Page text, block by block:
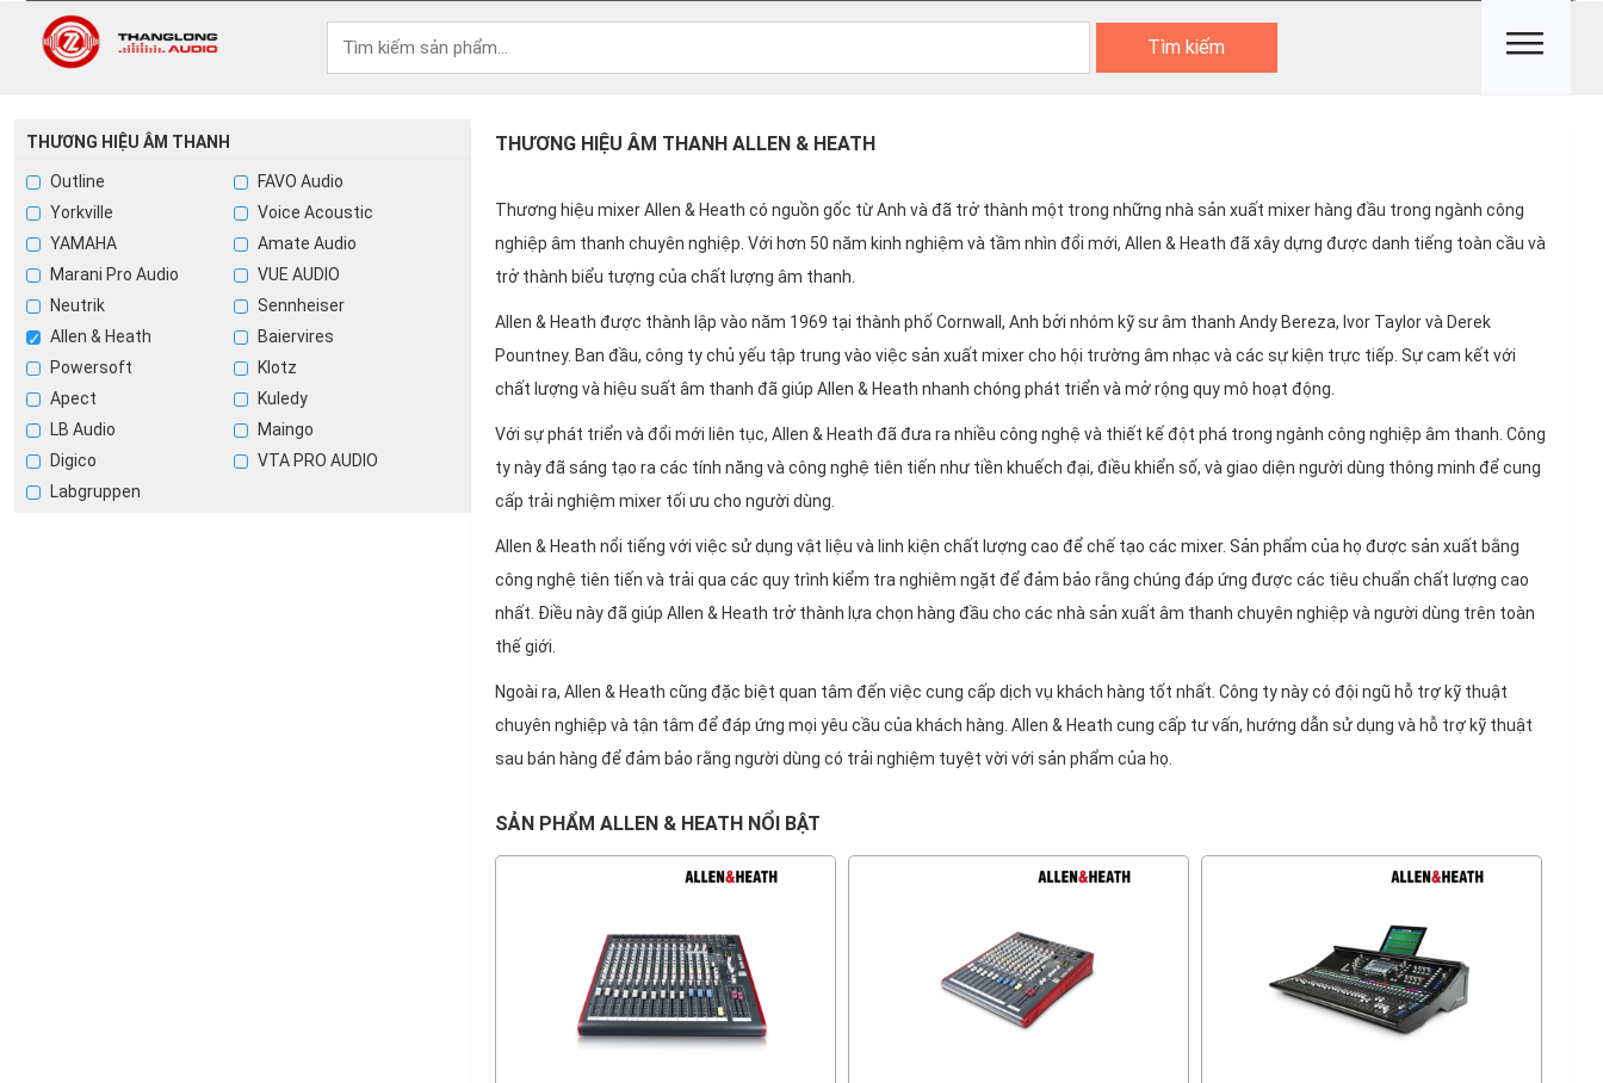
Tìm kiếm
THƯƠNG HIỆU ÂM THANH ALLEN & HEATH
Thương hiệu mixer Allen & Heath có nguồn gốc từ Anh và đã trở thành một trong những nhà sản xuất mixer hàng đầu trong ngành công
nghiệp âm thanh chuyên nghiệp. Với hơn 50 năm kinh nghiệm và tầm nhìn đổi mới, Allen & Heath đã xây dựng được danh tiếng toàn cầu và
trở thành biểu tượng của chất lượng âm thanh.
Allen & Heath được thành lập vào năm 1969 tại thành phố Cornwall, Anh bởi nhóm kỹ sư âm thanh Andy Bereza, Ivor Taylor và Derek
Pountney. Ban đầu, công ty chủ yếu tập trung vào việc sản xuất mixer cho hội trường âm nhạc và các sự kiện trực tiếp. Sự cam kết với
chất lượng và hiệu suất âm thanh đã giúp Allen & Heath nhanh chóng phát triển và mở rộng quy mô hoạt động.
Với sự phát triển và đổi mới liên tục, Allen & Heath đã đưa ra nhiều công nghệ và thiết kế đột phá trong ngành công nghiệp âm thanh. Công
ty này đã sáng tạo ra các tính năng và công nghệ tiên tiến như tiền khuếch đại, điều khiển số, và giao diện người dùng thông minh để cung
cấp trải nghiệm mixer tối ưu cho người dùng.
Allen & Heath nổi tiếng với việc sử dụng vật liệu và linh kiện chất lượng cao để chế tạo các mixer. Sản phẩm của họ được sản xuất bằng
công nghệ tiên tiến và trải qua các quy trình kiểm tra nghiêm ngặt để đảm bảo rằng chúng đáp ứng được các tiêu chuẩn chất lượng cao
nhất. Điều này đã giúp Allen & Heath trở thành lựa chọn hàng đầu cho các nhà sản xuất âm thanh chuyên nghiệp và người dùng trên toàn
thế giới.
Ngoài ra, Allen & Heath cũng đặc biệt quan tâm đến việc cung cấp dịch vụ khách hàng tốt nhất. Công ty này có đội ngũ hỗ trợ kỹ thuật
chuyên nghiệp và tận tâm để đáp ứng mọi yêu cầu của khách hàng. Allen & Heath cung cấp tư vấn, hướng dẫn sử dụng và hỗ trợ kỹ thuật
sau bán hàng để đảm bảo rằng người dùng có trải nghiệm tuyệt vời với sản phẩm của họ.
SẢN PHẨM ALLEN & HEATH NỔI BẬT
THƯƠNG HIỆU ÂM THANH
Outline
FAVO Audio
Yorkville
Voice Acoustic
YAMAHA
Amate Audio
Marani Pro Audio
VUE AUDIO
Neutrik
Sennheiser
Allen & Heath
Baiervires
Powersoft
Klotz
Apect
Kuledy
LB Audio
Maingo
Digico
VTA PRO AUDIO
Labgruppen